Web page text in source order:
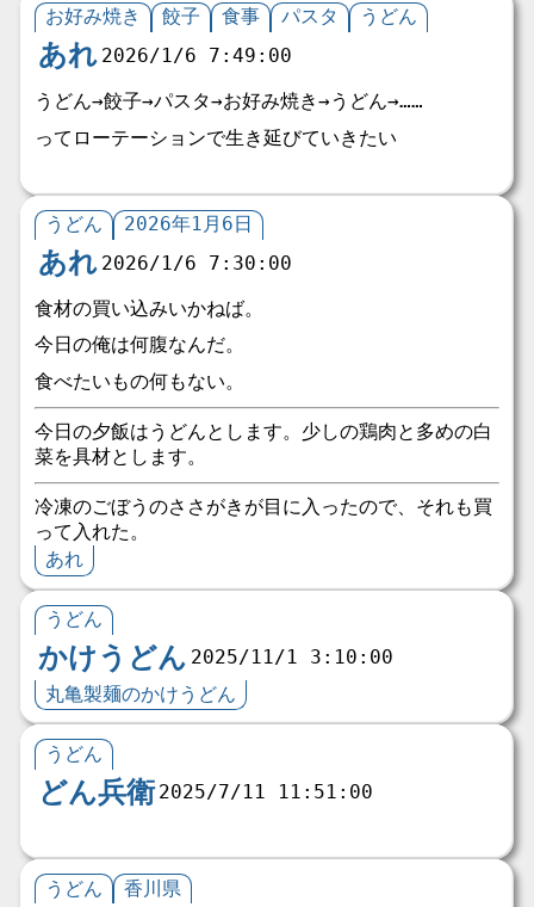
お好み焼き 餃子 食事 パスタ うどん
あれ 2026/1/6 7:49:00
うどん→餃子→パスタ→お好み焼き→うどん→……
ってローテーションで生き延びていきたい
うどん 2026年1月6日
あれ 2026/1/6 7:30:00
食材の買い込みいかねば。
今日の俺は何腹なんだ。
食べたいもの何もない。
今日の夕飯はうどんとします。少しの鶏肉と多めの白
菜を具材とします。
冷凍のごぼうのささがきが目に入ったので、それも買
って入れた。
あれ
うどん
かけうどん 2025/11/1 3:10:00
丸亀製麺のかけうどん
うどん
どん兵衛 2025/7/11 11:51:00
うどん 香川県